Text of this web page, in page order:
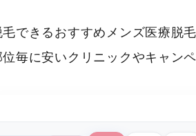
できるおすすめメンズ医療脱
毎に安いクリニックやキャン